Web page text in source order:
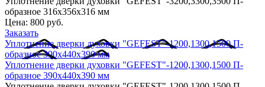
образное 316х356х316 мм
Цена: 800 руб.
Заказать
Уплотнение дверки духовки "GEFEST"-1200,1300,1500 П-
образное 390х440х390 мм
Уплотнение дверки духовки "GEFEST"-1200,1300,1500 П-
образное 390х440х390 мм